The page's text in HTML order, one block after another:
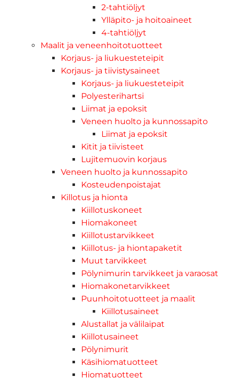
2-tahtiöljyt
Ylläpito- ja hoitoaineet
4-tahtiöljyt
Maalit ja veneenhoitotuotteet
Korjaus- ja liukuesteteipit
Korjaus- ja tiivistysaineet
Korjaus- ja liukuesteteipit
Polyesterihartsi
Liimat ja epoksit
Veneen huolto ja kunnossapito
Liimat ja epoksit
Kitit ja tiivisteet
Lujitemuovin korjaus
Veneen huolto ja kunnossapito
Kosteudenpoistajat
Killotus ja hionta
Kiillotuskoneet
Hiomakoneet
Kiillotustarvikkeet
Kiillotus- ja hiontapaketit
Muut tarvikkeet
Pölynimurin tarvikkeet ja varaosat
Hiomakonetarvikkeet
Puunhoitotuotteet ja maalit
Kiillotusaineet
Alustallat ja välilaipat
Kiillotusaineet
Pölynimurit
Käsihiomatuotteet
Hiomatuotteet